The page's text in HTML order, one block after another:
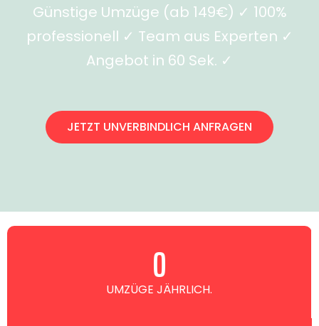
Günstige Umzüge (ab 149€) ✓ 100%
professionell ✓ Team aus Experten ✓
Angebot in 60 Sek. ✓
JETZT UNVERBINDLICH ANFRAGEN
UMZÜGE JÄHRLICH.
0